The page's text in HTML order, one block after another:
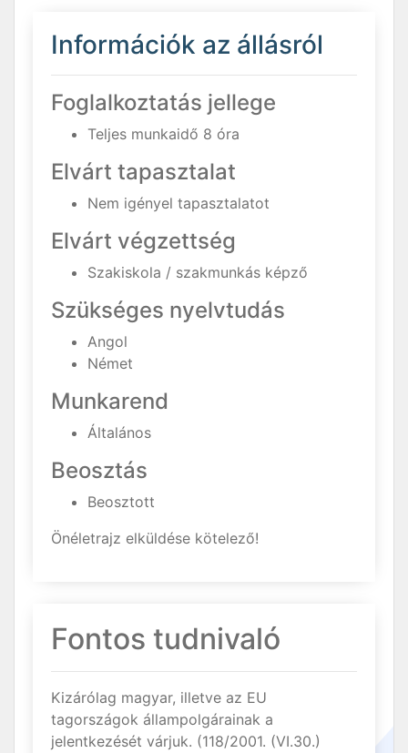
Információk az állásról
Foglalkoztatás jellege
Teljes munkaidő 8 óra
Elvárt tapasztalat
Nem igényel tapasztalatot
Elvárt végzettség
Szakiskola / szakmunkás képző
Szükséges nyelvtudás
Angol
Német
Munkarend
Általános
Beosztás
Beosztott
Önéletrajz elküldése kötelező!
Fontos tudnivaló
Kizárólag magyar, illetve az EU
tagországok állampolgárainak a
jelentkezését várjuk. (118/2001. (VI.30.)